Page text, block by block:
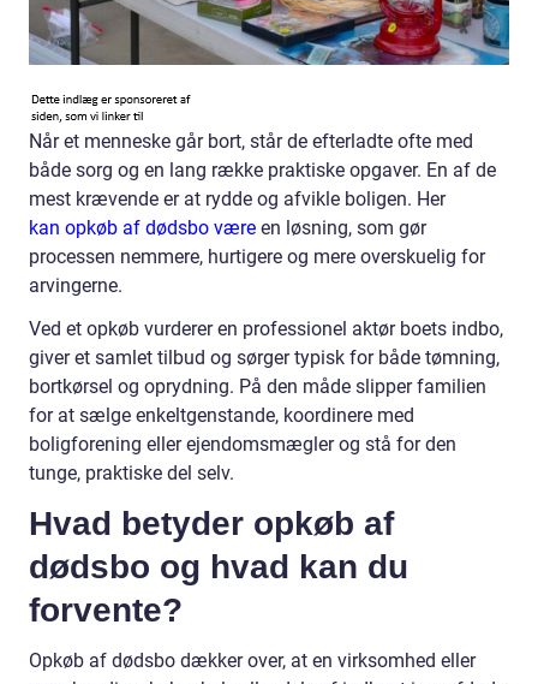
Når et menneske går bort, står de efterladte ofte med
både sorg og en lang række praktiske opgaver. En af de
mest krævende er at rydde og afvikle boligen. Her
kan opkøb af dødsbo være en løsning, som gør
processen nemmere, hurtigere og mere overskuelig for
arvingerne.
Ved et opkøb vurderer en professionel aktør boets indbo,
giver et samlet tilbud og sørger typisk for både tømning,
bortkørsel og oprydning. På den måde slipper familien
for at sælge enkeltgenstande, koordinere med
boligforening eller ejendomsmægler og stå for den
tunge, praktiske del selv.
Hvad betyder opkøb af
dødsbo og hvad kan du
forvente?
Opkøb af dødsbo dækker over, at en virksomhed eller